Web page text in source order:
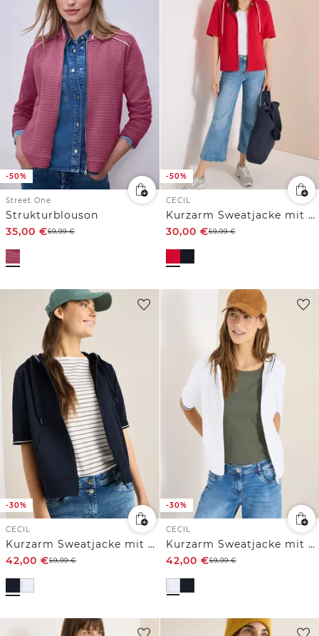
-50%
Street One
Strukturblouson
35,00 €69,99€
-50%
CECIL
Kurzarm Sweatjacke mit Kapuze
30,00 €59,99€
-30%
CECIL
Kurzarm Sweatjacke mit Kapuze
42,00 €59,99€
-30%
CECIL
Kurzarm Sweatjacke mit Kapuze
42,00 €59,99€